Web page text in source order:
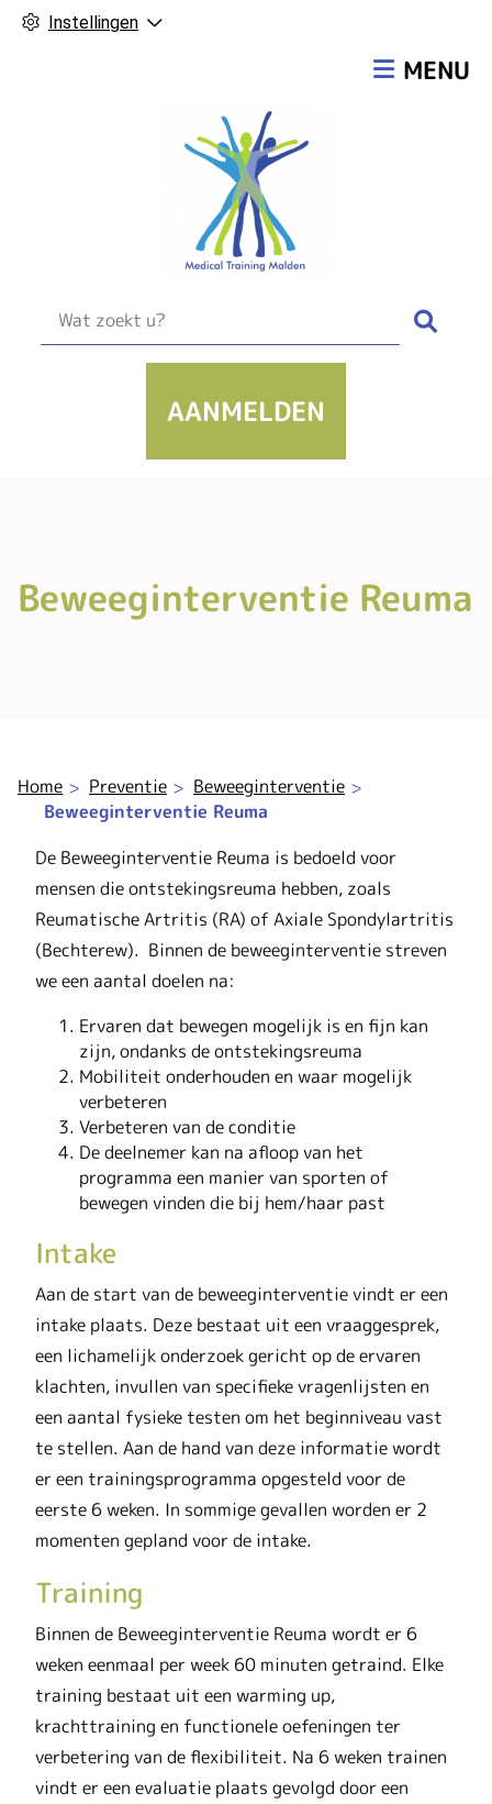
Instellingen
MENU
AANMELDEN
Home Preventie
Beweeginterventie
Beweeginterventie Reuma
Beweeginterventie Reuma
De Beweeginterventie Reuma is bedoeld voor
mensen die ontstekingsreuma hebben, zoals
Reumatische Artritis (RA) of Axiale Spondylartritis
(Bechterew). Binnen de beweeginterventie streven
we een aantal doelen na:
Ervaren dat bewegen mogelijk is en fijn kan
zijn, ondanks de ontstekingsreuma
Mobiliteit onderhouden en waar mogelijk
verbeteren
Verbeteren van de conditie
De deelnemer kan na afloop van het
programma een manier van sporten of
bewegen vinden die bij hem/haar past
Intake
Aan de start van de beweeginterventie vindt er een
intake plaats. Deze bestaat uit een vraaggesprek,
een lichamelijk onderzoek gericht op de ervaren
klachten, invullen van specifieke vragenlijsten en
een aantal fysieke testen om het beginniveau vast
te stellen. Aan de hand van deze informatie wordt
er een trainingsprogramma opgesteld voor de
eerste 6 weken. In sommige gevallen worden er 2
momenten gepland voor de intake.
Training
Binnen de Beweeginterventie Reuma wordt er 6
weken eenmaal per week 60 minuten getraind. Elke
training bestaat uit een warming up,
krachttraining en functionele oefeningen ter
verbetering van de flexibiliteit. Na 6 weken trainen
vindt er een evaluatie plaats gevolgd door een